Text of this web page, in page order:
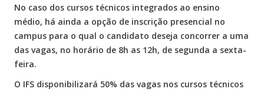
No caso dos cursos técnicos integrados ao ensino
médio, há ainda a opção de inscrição presencial no
campus para o qual o candidato deseja concorrer a uma
das vagas, no horário de 8h as 12h, de segunda a sexta-
feira.
O IFS disponibilizará 50% das vagas nos cursos técnicos